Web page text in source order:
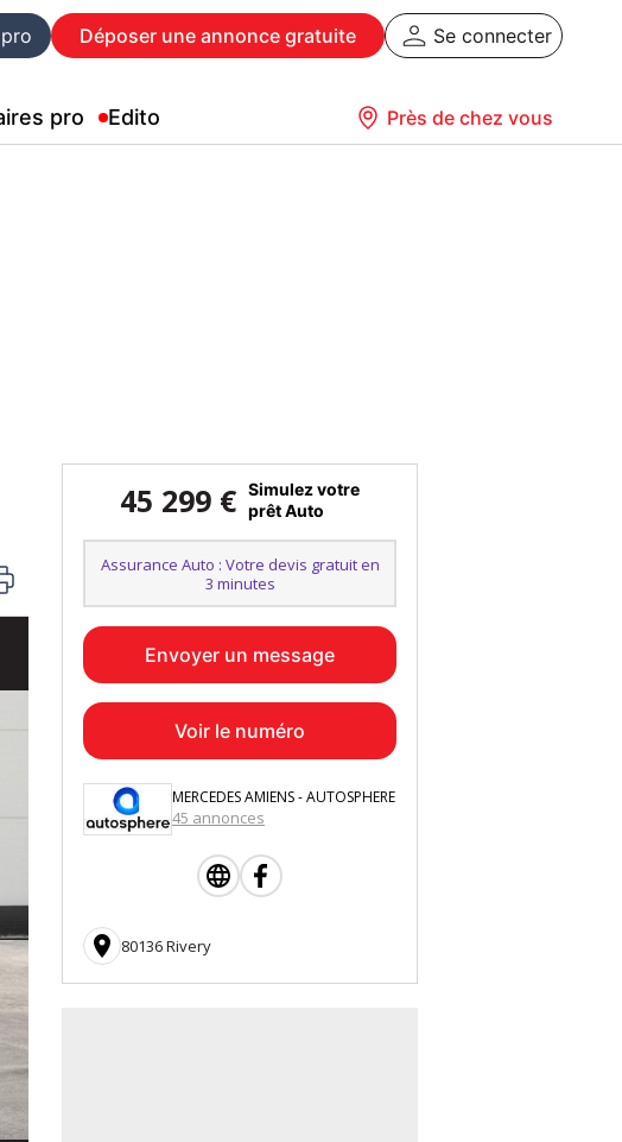
Déposer une annonce gratuite Se connecter
pro Edito Près de chez vous
45 299 € Simulez votre
prêt Auto
Assurance Auto : Votre devis gratuit en
3 minutes
Envoyer un message
Voir le numéro
MERCEDES AMIENS - AUTOSPHERE
45 annonces
 80136 Rivery